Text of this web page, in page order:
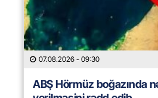
07.08.2026 - 09:30
ABŞ Hörmüz boğazında